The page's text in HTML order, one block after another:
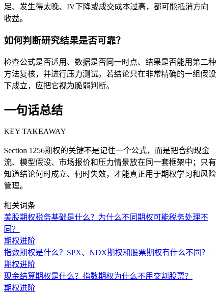
足、发生得太晚、IV下降或成交成本过高，都可能抵消方向
收益。
如何判断研究结果是否可靠？
检查公式是否适用、数据是否同一时点、结果是否能用第二种
方法复核，并进行压力测试。若结论只在非常精确的一组假设
下成立，应把它视为脆弱判断。
一句话总结
KEY TAKEAWAY
Section 1256期权的关键不是记住一个公式，而是把合约现金
流、模型假设、市场报价和压力情景放在同一套框架中；只有
知道结论何时成立、何时失效，才能真正用于期权学习和风险
管理。
相关词条
美股期权税务基础是什么？为什么不同期权可能税务处理不
同？
期权进阶
指数期权是什么？SPX、NDX期权和股票期权有什么不同？
期权进阶
现金结算期权是什么？指数期权为什么不用交割股票？
期权进阶